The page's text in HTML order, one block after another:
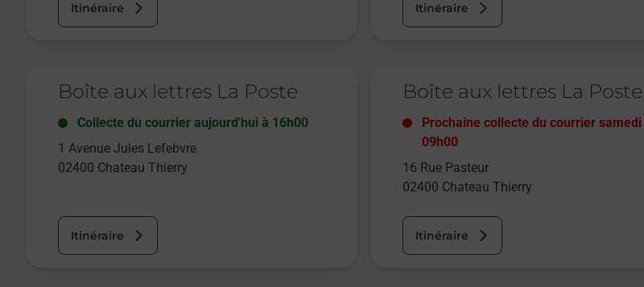
Itinéraire Itinéraire
Boîte aux lettres La Poste
Collecte du courrier aujourd'hui à 16h00
1 Avenue Jules Lefebvre
02400 Chateau Thierry
Itinéraire
Boîte aux lettres La Poste
Prochaine collecte du courrier samedi
09h00
16 Rue Pasteur
02400 Chateau Thierry
Itinéraire